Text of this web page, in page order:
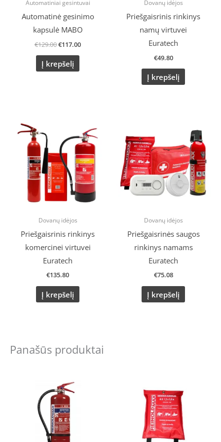
Automatiniai gesintuvai
Automatinė gesinimo
kapsulė MABO
€129.00€117.00
Į krepšelį
Dovanų idėjos
Priešgaisrinis rinkinys
namų virtuvei
Euratech
€49.80
Į krepšelį
Dovanų idėjos
Priešgaisrinis rinkinys
komercinei virtuvei
Euratech
€135.80
Į krepšelį
Dovanų idėjos
Priešgaisrinės saugos
rinkinys namams
Euratech
€75.08
Į krepšelį
Panašūs produktai
was:
€34.00.
€15.99.€13.00.